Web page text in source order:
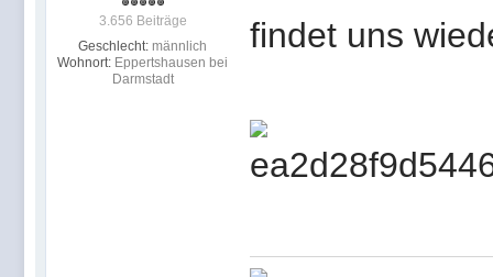
3.656 Beiträge
Geschlecht: männlich
Wohnort: Eppertshausen bei
Darmstadt
findet uns